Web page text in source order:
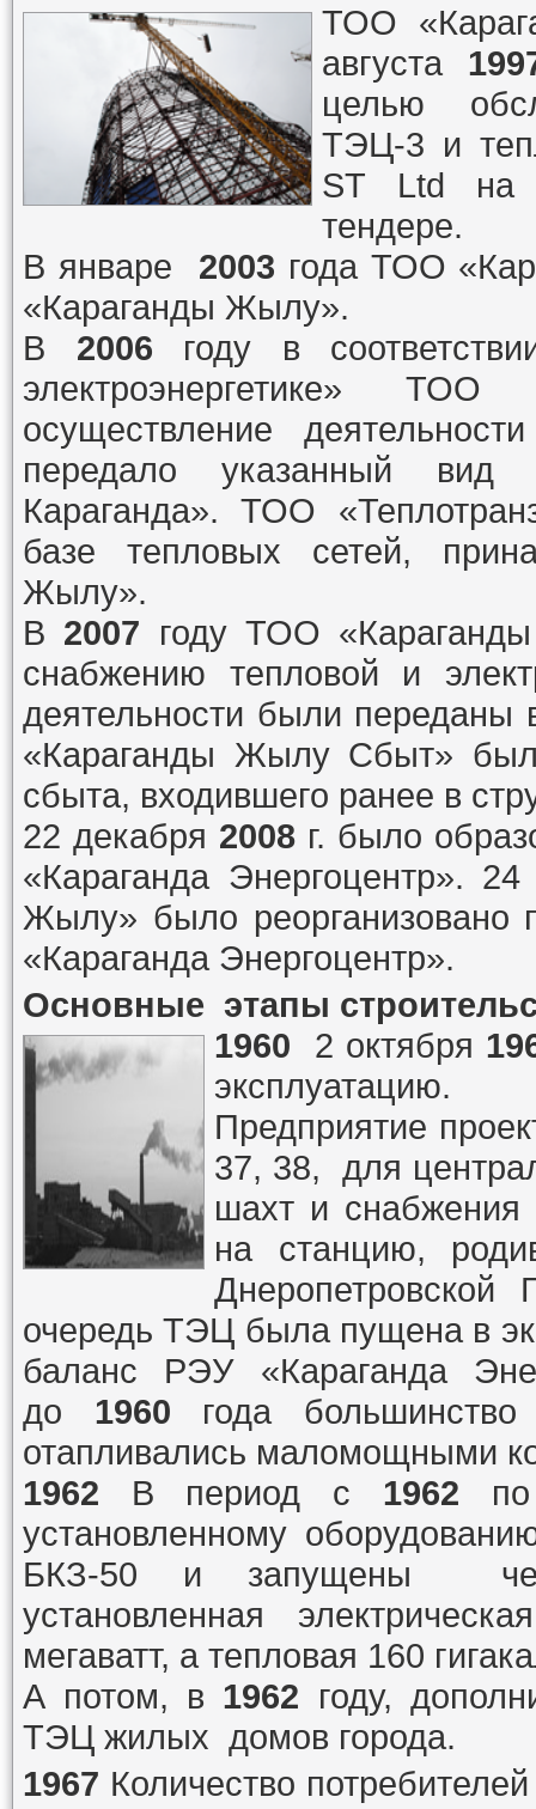
ТОО
августа
целью
ТЭЦ-3 и
ST Ltd на
тендере.
В январе 2003 года ТОО
«Караганды Жылу».
В 2006 году в
электроэнергетике»
осуществление
передало указанный вид
Караганда». ТОО
базе тепловых сетей,
Жылу».
В 2007 году ТОО
снабжению тепловой и
деятельности были
«Караганды Жылу Сбыт»
сбыта, входившего ранее в
22 декабря 2008г. было
«Караганда Энергоцентр».
Жылу» было реорганизовано
«Караганда Энергоцентр».
Основные этапы
1960
2 октября
эксплуатацию.
Предприятие
37, 38, для
шахт и снабжения
на станцию,
очередь ТЭЦ была пущена в
баланс РЭУ «Караганда
до 1960 года
отапливались маломощными
1962 В период с 1962
установленному
БКЗ-50 и запущены
установленная
мегаватт, а тепловая 160
А потом, в 1962 году,
ТЭЦ жилых домов города.
1967 Количество